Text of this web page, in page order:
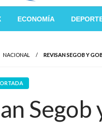
MX
ECONOMÍA
NACIONAL REVISAN SEGOB Y